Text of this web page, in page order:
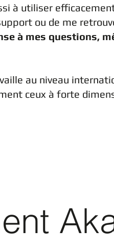
à utiliser
ou de me
à mes questions,
au niveau
ceux à forte